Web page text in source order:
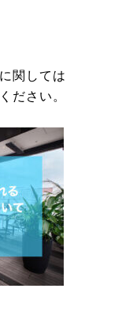
関しては
ださい。